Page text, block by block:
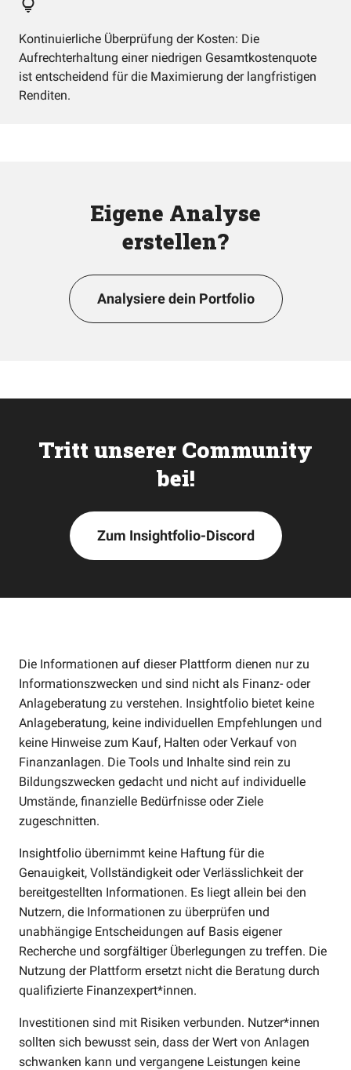
Kontinuierliche Überprüfung der Kosten: Die
Aufrechterhaltung einer niedrigen Gesamtkostenquote
ist entscheidend für die Maximierung der langfristigen
Renditen.
Eigene Analyse
erstellen?
Analysiere dein Portfolio
Tritt unserer Community
bei!
Zum Insightfolio-Discord
Die Informationen auf dieser Plattform dienen nur zu
Informationszwecken und sind nicht als Finanz- oder
Anlageberatung zu verstehen. Insightfolio bietet keine
Anlageberatung, keine individuellen Empfehlungen und
keine Hinweise zum Kauf, Halten oder Verkauf von
Finanzanlagen. Die Tools und Inhalte sind rein zu
Bildungszwecken gedacht und nicht auf individuelle
Umstände, finanzielle Bedürfnisse oder Ziele
zugeschnitten.
Insightfolio übernimmt keine Haftung für die
Genauigkeit, Vollständigkeit oder Verlässlichkeit der
bereitgestellten Informationen. Es liegt allein bei den
Nutzern, die Informationen zu überprüfen und
unabhängige Entscheidungen auf Basis eigener
Recherche und sorgfältiger Überlegungen zu treffen. Die
Nutzung der Plattform ersetzt nicht die Beratung durch
qualifizierte Finanzexpert*innen.
Investitionen sind mit Risiken verbunden. Nutzer*innen
sollten sich bewusst sein, dass der Wert von Anlagen
schwanken kann und vergangene Leistungen keine